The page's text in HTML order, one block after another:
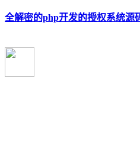
全解密的php开发的授权系统源